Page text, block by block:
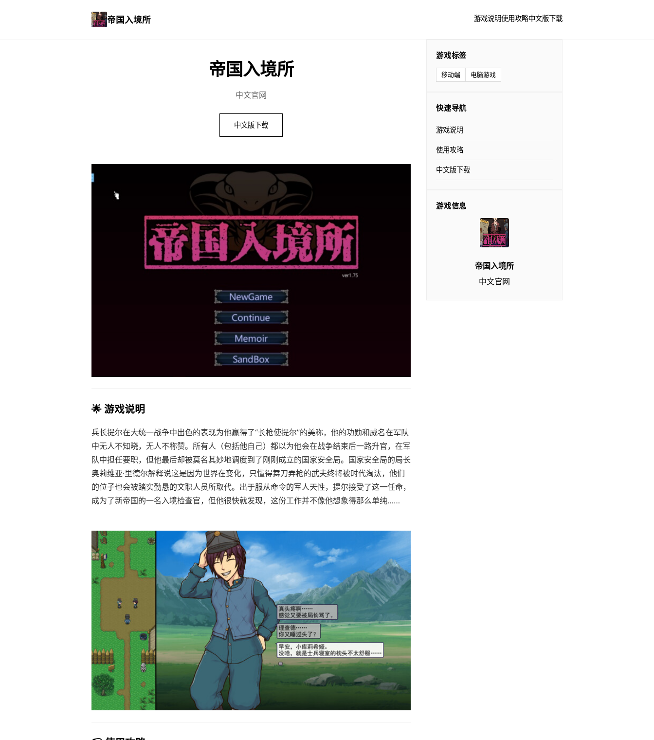
帝国入境所 游戏说明使用攻略中文版下载
帝国入境所
中文官网
中文版下载
🌟 游戏说明
兵长提尔在大统一战争中出色的表现为他赢得了“长枪使提尔”的美称，他的功勋和威名在军队
中无人不知晓，无人不称赞。所有人（包括他自己）都以为他会在战争结束后一路升官，在军
队中担任要职，但他最后却被莫名其妙地调度到了刚刚成立的国家安全局。国家安全局的局长
奥莉维亚·里德尔解释说这是因为世界在变化，只懂得舞刀弄枪的武夫终将被时代淘汰，他们
的位子也会被踏实勤恳的文职人员所取代。出于服从命令的军人天性，提尔接受了这一任命，
成为了新帝国的一名入境检查官，但他很快就发现，这份工作并不像他想象得那么单纯……
游戏标签
移动端 电脑游戏
快速导航
游戏说明
使用攻略
中文版下载
游戏信息
帝国入境所
中文官网